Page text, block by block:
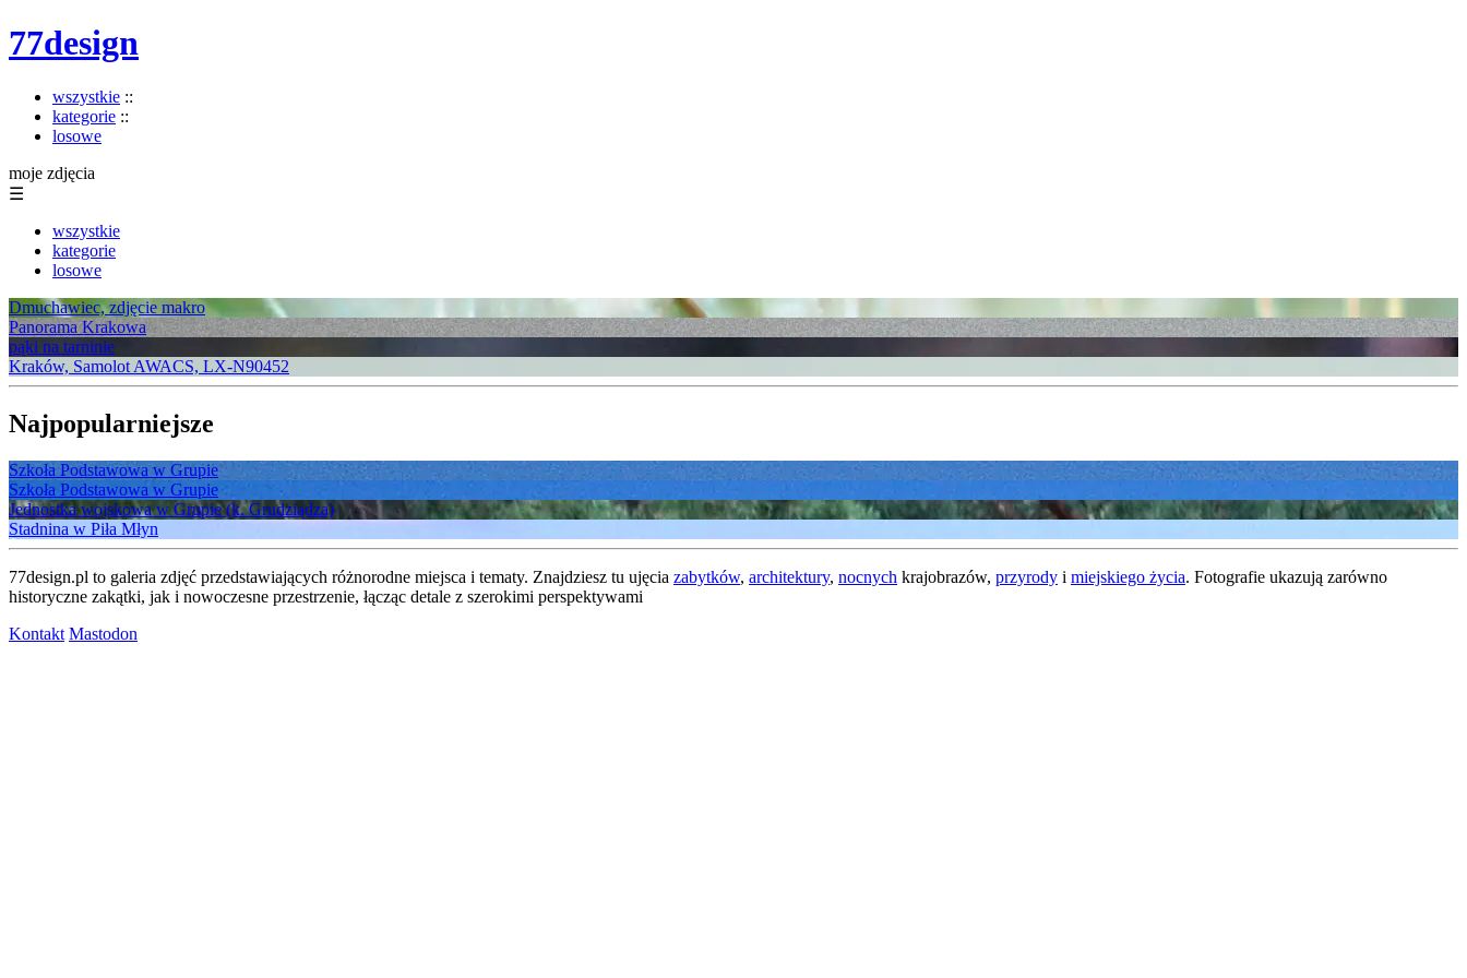
77design
wszystkie ::
kategorie ::
losowe
moje zdjęcia
☰
wszystkie
kategorie
losowe
Dmuchawiec, zdjęcie makro
Panorama Krakowa
pąki na tarninie
Kraków, Samolot AWACS, LX-N90452
Najpopularniejsze
Szkoła Podstawowa w Grupie
Szkoła Podstawowa w Grupie
Jednostka wojskowa w Grupie (k. Grudziądza)
Stadnina w Piła Młyn
77design.pl to galeria zdjęć przedstawiających różnorodne miejsca i tematy. Znajdziesz tu ujęcia zabytków, architektury, nocnych krajobrazów, przyrody i miejskiego życia. Fotografie ukazują zarówno
historyczne zakątki, jak i nowoczesne przestrzenie, łącząc detale z szerokimi perspektywami
Kontakt Mastodon